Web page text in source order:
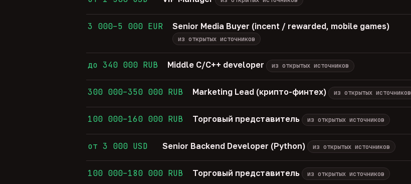
3 000–5 000 EUR Senior Media Buyer (incent / rewarded, mobile games)
из открытых источников
до 340 000 RUB Middle C/C++ developer из открытых источников
300 000–350 000 RUB Marketing Lead (крипто-финтех) из открытых источников
100 000–160 000 RUB Торговый представитель из открытых источников
от 3 000 USD Senior Backend Developer (Python) из открытых источников
100 000–180 000 RUB Торговый представитель из открытых источников